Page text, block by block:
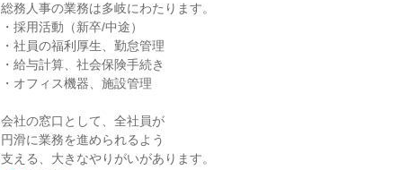
総務人事の業務は多岐にわたります。
・採用活動（新卒/中途）
・社員の福利厚生、勤怠管理
・給与計算、社会保険手続き
・オフィス機器、施設管理
会社の窓口として、全社員が
円滑に業務を進められるよう
支える、大きなやりがいがあります。